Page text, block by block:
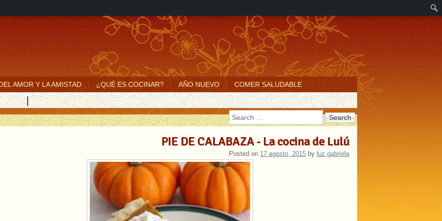
AMOR Y LA AMISTAD ¿QUÉ ES COCINAR? AÑO NUEVO
COMER SALUDABLE
MENÚ DE CUARESMA
Search
PIE DE CALABAZA - La cocina de Lulú
Posted on 17 agosto, 2015 by luz gabriela